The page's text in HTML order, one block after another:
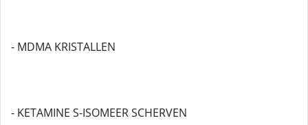
- MDMA KRISTALLEN
- KETAMINE S-ISOMEER SCHERVEN